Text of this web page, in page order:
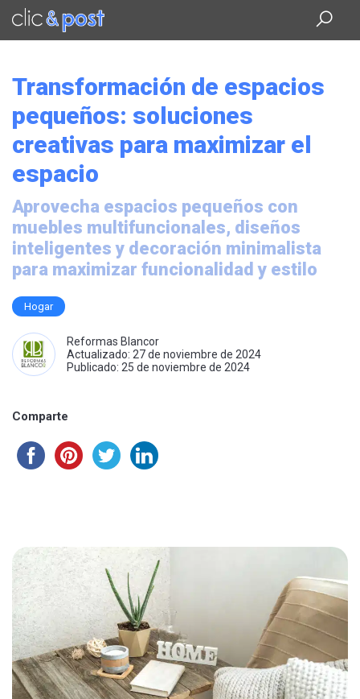
Saltar
contenido
Transformación de espacios
pequeños: soluciones
creativas para maximizar el
espacio
Aprovecha espacios pequeños con
muebles multifuncionales, diseños
inteligentes y decoración minimalista
para maximizar funcionalidad y estilo
Hogar
Reformas Blancor
Actualizado: 27 de noviembre de 2024
Publicado: 25 de noviembre de 2024
Comparte